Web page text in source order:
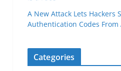
A New Attack Lets Hackers
Authentication Codes From
Categories